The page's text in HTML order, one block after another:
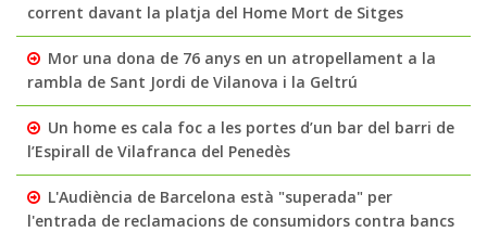
corrent davant la platja del Home Mort de Sitges
Mor una dona de 76 anys en un atropellament a la
rambla de Sant Jordi de Vilanova i la Geltrú
Un home es cala foc a les portes d’un bar del barri de
l’Espirall de Vilafranca del Penedès
L'Audiència de Barcelona està "superada" per
l'entrada de reclamacions de consumidors contra bancs